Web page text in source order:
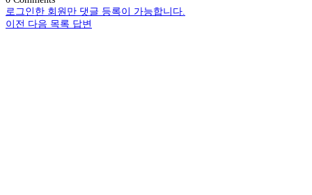
로그인한 회원만 댓글 등록이 가능합니다.
이전 다음 목록 답변